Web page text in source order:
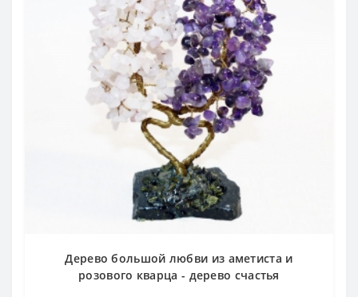
Дерево большой любви из аметиста и
розового кварца - дерево счастья